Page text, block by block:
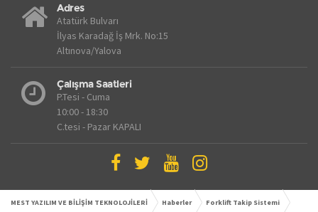
Adres
Atatürk Bulvarı
İlyas Karadağ İş Mrk. No:15
Altınova/Yalova
Çalışma Saatleri
P.Tesi - Cuma
10:00 - 18:30
C.tesi - Pazar KAPALI
MEST YAZILIM VE BİLİŞİM TEKNOLOJİLERİ Haberler Forklift Takip Sistemi